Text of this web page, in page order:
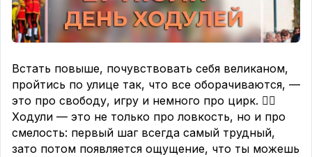
Встать повыше, почувствовать себя великаном,
пройтись по улице так, что все оборачиваются, —
это про свободу, игру и немного про цирк. 🤹‍♂
Ходули — это не только про ловкость, но и про
смелость: первый шаг всегда самый трудный,
зато потом появляется ощущение, что ты можешь